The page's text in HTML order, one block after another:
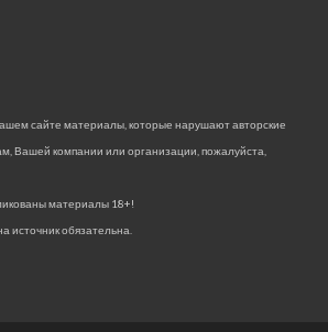
сайте материалы, которые нарушают авторские
Вашей компании или организации, пожалуйста,
материалы 18+!
источник обязательна.